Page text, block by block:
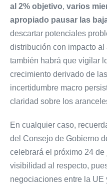
al 2% objetivo, varios
apropiado pausar las
descartar potenciales
distribución con impacto
también habrá que vigilar
crecimiento derivado de
incertidumbre macro
claridad sobre los
En cualquier caso,
del Consejo de Gobierno
celebrará el próximo 24
visibilidad al respecto,
negociaciones entre la